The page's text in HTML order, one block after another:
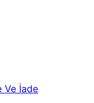
Ve İade